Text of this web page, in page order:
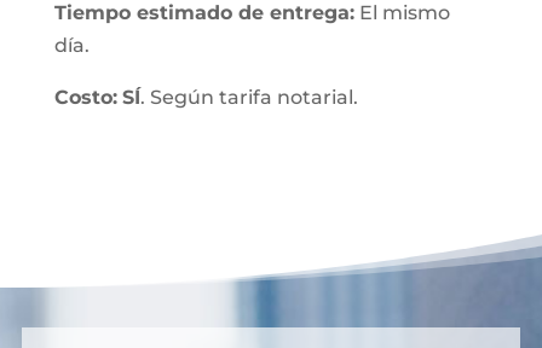
Tiempo estimado de entrega:El mismo
día.
Costo: SÍ. Según tarifa notarial.